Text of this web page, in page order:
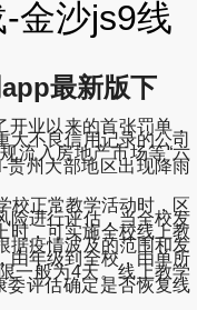
金沙js9线
最新版下
业以来的首张罚单，
大不良信用记录的公司
流入房地产市场等“六
贵州大部地区出现降雨
正常教学活动时，区
险进行评估，当全校发
时，可实施全校线上教
据疫情波及的范围和发
由年级到全校，由单所
一般为4天。线上教学
委评估确定是否恢复线